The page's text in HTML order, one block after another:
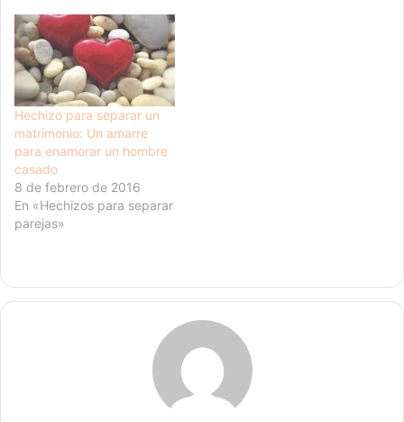
Hechizo para separar un
matrimonio: Un amarre
para enamorar un hombre
casado
8 de febrero de 2016
En «Hechizos para separar
parejas»